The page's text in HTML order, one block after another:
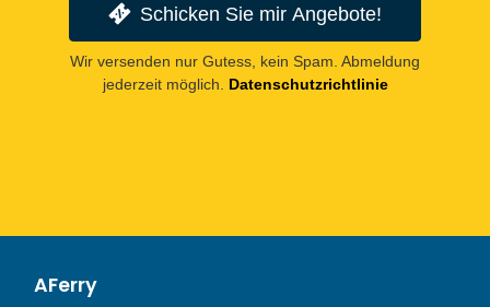
Schicken Sie mir Angebote!
Wir versenden nur Gutess, kein Spam. Abmeldung
jederzeit möglich. Datenschutzrichtlinie
AFerry